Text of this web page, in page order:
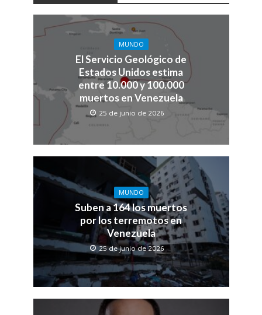
MUNDO
El Servicio Geológico de
Estados Unidos estima
entre 10.000 y 100.000
muertos en Venezuela
25 de junio de 2026
MUNDO
Suben a 164 los muertos
por los terremotos en
Venezuela
25 de junio de 2026